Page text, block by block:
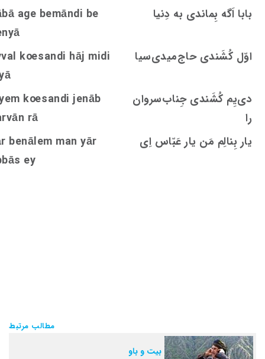
بابا اَگه بِماندی به دِنیا
age bemāndi be
اوّل کُشَندی حاج‌میدی‌سیا
koesandi hāj midi
دی‌يِم کُشَندی جِناب‌‌سروان‌
را
koesandi jenāb
rā
یار بِنالِم مَن یار عَبّاس اِی
benālem man yār
ey
مطالب مرتبط
بیت و باو